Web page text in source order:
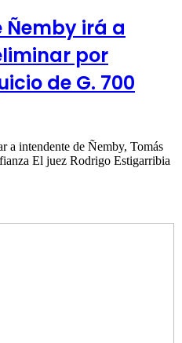
Ñemby irá a
por
de G. 700
a intendente de Ñemby, Tomás
El juez Rodrigo Estigarribia